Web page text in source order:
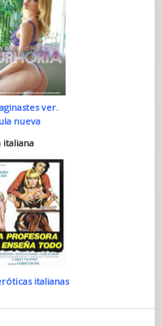
ver.
nueva
italiana
italianas